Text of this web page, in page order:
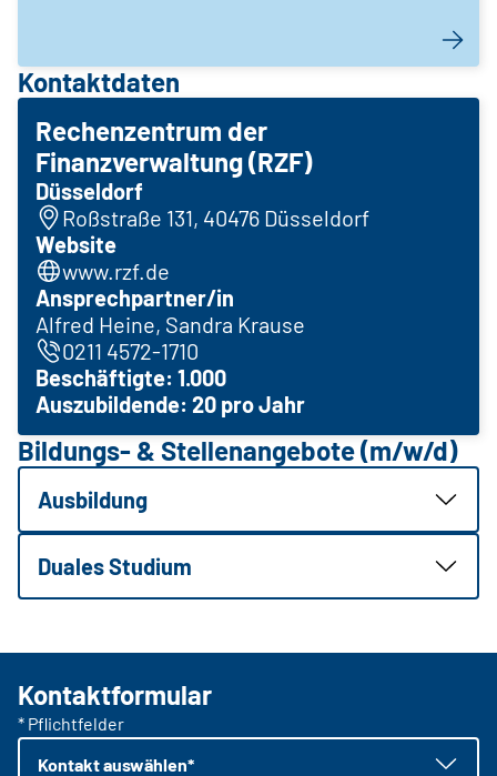
Kontaktdaten
Rechenzentrum der
Finanzverwaltung (RZF)
Düsseldorf
Roßstraße 131, 40476 Düsseldorf
Website
www.rzf.de
Ansprechpartner/in
Alfred Heine, Sandra Krause
0211 4572-1710
Beschäftigte: 1.000
Auszubildende: 20 pro Jahr
Bildungs- & Stellenangebote (m/w/d)
Ausbildung
Duales Studium
Kontaktformular
* Pflichtfelder
Kontakt auswählen*